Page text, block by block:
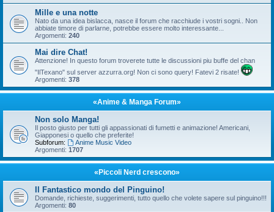
Mille e una notte
Nato da una idea bislacca, nasce il forum che racchiude i vostri sogni.. Non
abbiate timore di parlarne, potrebbe essere molto interessante...
Argomenti: 240
Mai dire Chat!
Attenzione! In questo forum troverete tutte le discussioni piu buffe del chan
"IlTexano" sul server azzurra.org! Non ci sono query! Fatevi 2 risate!
Argomenti: 378
«Anime & Manga Forum»
Non solo Manga!
Il posto giusto per tutti gli appassionati di fumetti e animazione! Americani,
Giapponesi o quello che preferite!
Subforum:
Anime Music Video
Argomenti: 1707
«Piccoli Nerd crescono»
Il Fantastico mondo del Pinguino!
Domande, richieste, suggerimenti, tutto quello che volete sapere sul pinguino!!!
Argomenti: 80